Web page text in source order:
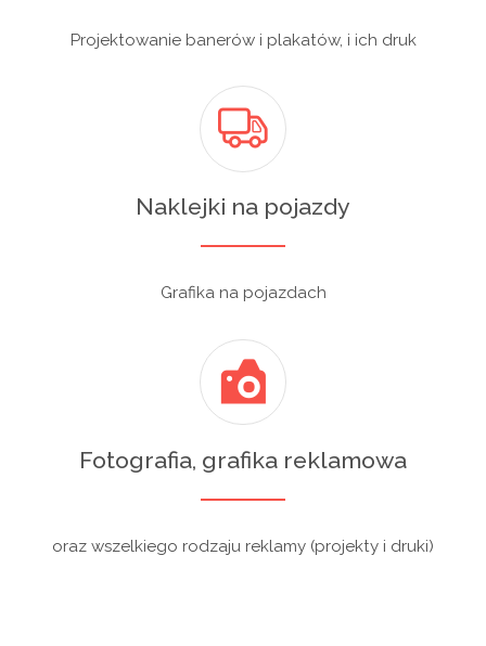
Projektowanie banerów i plakatów, i ich druk
Naklejki na pojazdy
Grafika na pojazdach
Fotografia, grafika reklamowa
oraz wszelkiego rodzaju reklamy (projekty i druki)